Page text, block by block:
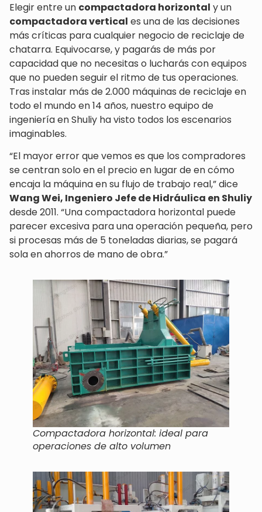
Elegir entre un compactadora horizontal y un
compactadora vertical es una de las decisiones
más críticas para cualquier negocio de reciclaje de
chatarra. Equivocarse, y pagarás de más por
capacidad que no necesitas o lucharás con equipos
que no pueden seguir el ritmo de tus operaciones.
Tras instalar más de 2.000 máquinas de reciclaje en
todo el mundo en 14 años, nuestro equipo de
ingeniería en Shuliy ha visto todos los escenarios
imaginables.
“El mayor error que vemos es que los compradores
se centran solo en el precio en lugar de en cómo
encaja la máquina en su flujo de trabajo real,” dice
Wang Wei, Ingeniero Jefe de Hidráulica en Shuliy
desde 2011. “Una compactadora horizontal puede
parecer excesiva para una operación pequeña, pero
si procesas más de 5 toneladas diarias, se pagará
sola en ahorros de mano de obra.”
Compactadora horizontal: ideal para
operaciones de alto volumen